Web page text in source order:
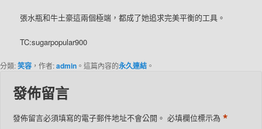
張水瓶和牛土豪這兩個極端，都成了她追求完美平衡的工具。
TC:sugarpopular900
分類:笑容 ，作者:admin 。這篇內容的永久連結 。
發佈留言
發佈留言必須填寫的電子郵件地址不會公開。 必填欄位標示為*